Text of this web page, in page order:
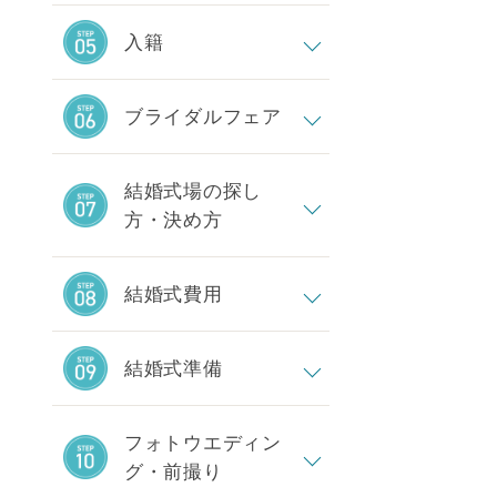
入籍
ブライダルフェア
結婚式場の探し
方・決め方
結婚式費用
結婚式準備
フォトウエディン
グ・前撮り